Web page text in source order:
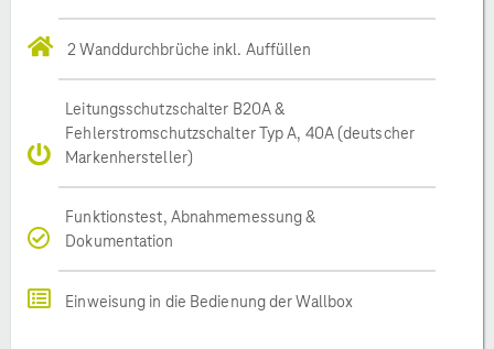
2 Wanddurchbrüche inkl. Auffüllen
Leitungsschutzschalter B20A &
Fehlerstromschutzschalter Typ A, 40A (deutscher
Markenhersteller)
Funktionstest, Abnahmemessung &
Dokumentation
Einweisung in die Bedienung der Wallbox